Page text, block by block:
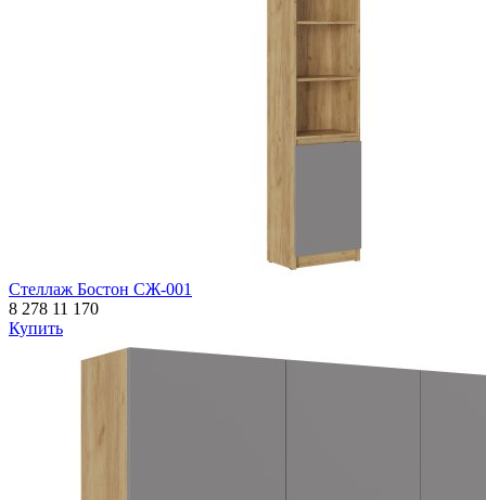
Стеллаж Бостон СЖ-001
8 278 11 170
Купить